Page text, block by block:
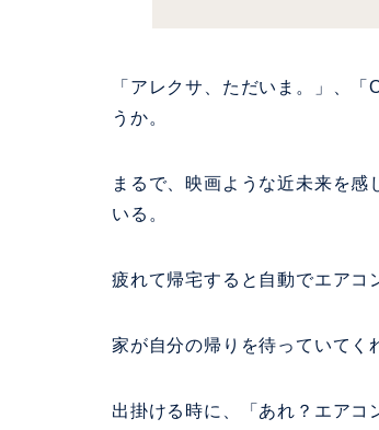
「アレクサ、ただいま。」、
うか。
まるで、映画ような近未来を
いる。
疲れて帰宅すると自動でエアコ
家が自分の帰りを待っていてく
出掛ける時に、「あれ？エアコ